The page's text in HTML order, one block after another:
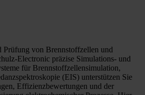
von Brennstoffzellen und
Electronic präzise Simulations- und
für Brennstoffzellensimulation,
(EIS) unterstützen Sie
Effizienzbewertungen und der